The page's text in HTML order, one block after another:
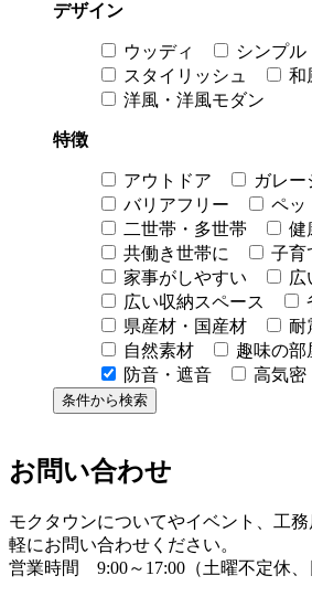
デザイン
ウッディ
シンプ
スタイリッシュ
和
洋風・洋風モダン
特徴
アウトドア
ガレー
バリアフリー
ペッ
二世帯・多世帯
健
共働き世帯に
子育
家事がしやすい
広
広い収納スペース
県産材・国産材
耐
自然素材
趣味の部
防音・遮音
高気密
お問い合わせ
モクタウンについてやイベント、工
軽にお問い合わせください。
営業時間 9:00～17:00（土曜不定休、